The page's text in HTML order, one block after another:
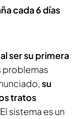
cada 6 días
ser su primera
problemas
su
tratos
El sistema es un